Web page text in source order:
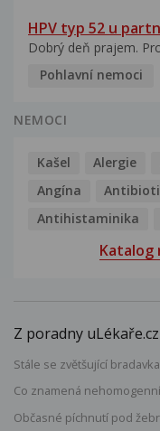
HPV typ 52 u
Dobrý deň prajem.
Pohlavní nemoci
NEMOCI
Kašel Alergie
Angína
Antihistaminika
Katalog
Z poradny uLékaře.cz
Stále se zvětšující bradavka
Co znamená
Občasné píchnutí pod